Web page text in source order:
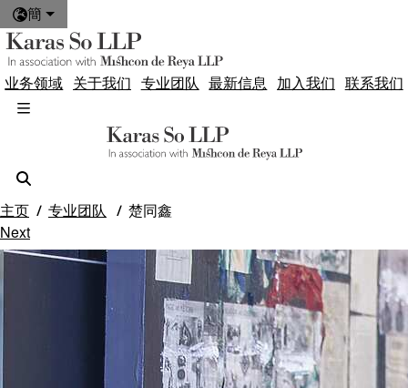
簡
业务领域 关于我们 专业团队 最新信息 加入我们 联系我们
主页 专业团队 楚同鑫
Next